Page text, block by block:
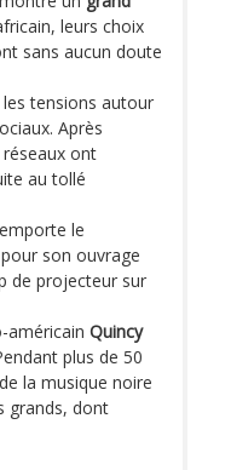
leurs choix
sans aucun doute
tensions autour
Après
ont
au tollé
le
pour son ouvrage
de projecteur sur
américain Quincy
plus de 50
la musique noire
grands, dont